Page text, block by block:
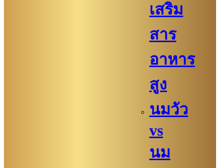
เสริม
สาร
อาหาร
สูง
นมวัว
vs
นม